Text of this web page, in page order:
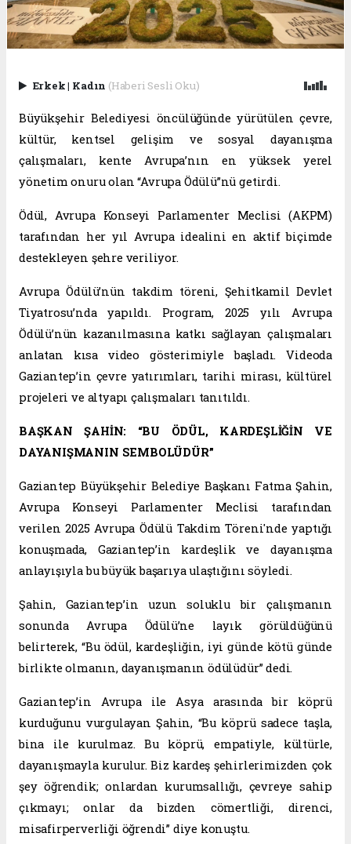
Erkek| Kadın (Haberi Sesli Oku)
Büyükşehir Belediyesi öncülüğünde yürütülen çevre,
kültür, kentsel gelişim ve sosyal dayanışma
çalışmaları, kente Avrupa’nın en yüksek yerel
yönetim onuru olan “Avrupa Ödülü”nü getirdi.
Ödül, Avrupa Konseyi Parlamenter Meclisi (AKPM)
tarafından her yıl Avrupa idealini en aktif biçimde
destekleyen şehre veriliyor.
Avrupa Ödülü’nün takdim töreni, Şehitkamil Devlet
Tiyatrosu’nda yapıldı. Program, 2025 yılı Avrupa
Ödülü’nün kazanılmasına katkı sağlayan çalışmaları
anlatan kısa video gösterimiyle başladı. Videoda
Gaziantep’in çevre yatırımları, tarihi mirası, kültürel
projeleri ve altyapı çalışmaları tanıtıldı.
BAŞKAN ŞAHİN: “BU ÖDÜL, KARDEŞLİĞİN VE
DAYANIŞMANIN SEMBOLÜDÜR”
Gaziantep Büyükşehir Belediye Başkanı Fatma Şahin,
Avrupa Konseyi Parlamenter Meclisi tarafından
verilen 2025 Avrupa Ödülü Takdim Töreni'nde yaptığı
konuşmada, Gaziantep’in kardeşlik ve dayanışma
anlayışıyla bu büyük başarıya ulaştığını söyledi.
Şahin, Gaziantep’in uzun soluklu bir çalışmanın
sonunda Avrupa Ödülü’ne layık görüldüğünü
belirterek, “Bu ödül, kardeşliğin, iyi günde kötü günde
birlikte olmanın, dayanışmanın ödülüdür” dedi.
Gaziantep’in Avrupa ile Asya arasında bir köprü
kurduğunu vurgulayan Şahin, “Bu köprü sadece taşla,
bina ile kurulmaz. Bu köprü, empatiyle, kültürle,
dayanışmayla kurulur. Biz kardeş şehirlerimizden çok
şey öğrendik; onlardan kurumsallığı, çevreye sahip
çıkmayı; onlar da bizden cömertliği, direnci,
misafirperverliği öğrendi” diye konuştu.